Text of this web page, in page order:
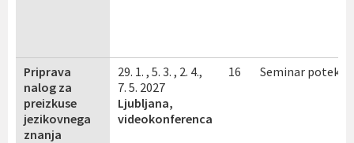
Priprava
nalog za
preizkuse
jezikovnega
znanja
29. 1. , 5. 3. , 2. 4.,
7. 5. 2027
Ljubljana,
videokonferenca
16 Seminar poteka